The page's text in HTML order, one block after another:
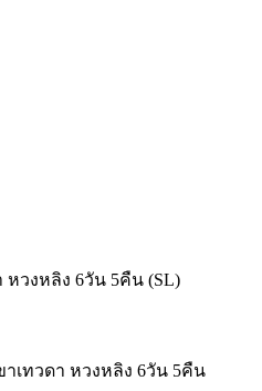
วงหลิง 6วัน 5คืน (SL)